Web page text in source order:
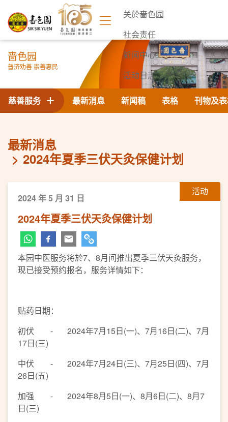
关於啬色园
社会责任
新闻中心
活动日志
联络我们
啬色园
普济劝善 崇善惠民
最新消息 新闻稿 表格 刊物及
慈善服务
最新消息
2024年夏季三伏天灸保健计划
活动
2024 年 5 月 31 日
2024年夏季三伏天灸保健计划
本园中医服务将於7、8月间推出夏季三伏天灸服务，
现已接受预约报名，服务详情如下：
贴药日期：
初伏 - 2024年7月15日(一)、7月16日(二)、7月
17日(三)
中伏 - 2024年7月24日(三)、7月25日(四)、7月
26日(五)
加强 - 2024年8月5日(一)、8月6日(二)、8月7
日(三)